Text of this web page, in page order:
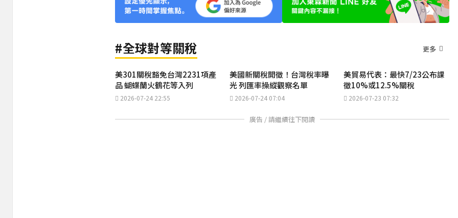
#全球對等關稅 更多
美301關稅豁免台灣2231項產
品 蝴蝶蘭火鶴花等入列
2026-07-24 22:55
美國新關稅開徵！台灣稅率曝
光 列匯率操縱觀察名單
2026-07-24 07:04
美貿易代表：最快7/23公布課
徵10%或12.5%關稅
2026-07-23 07:32
廣告 / 請繼續往下閱讀